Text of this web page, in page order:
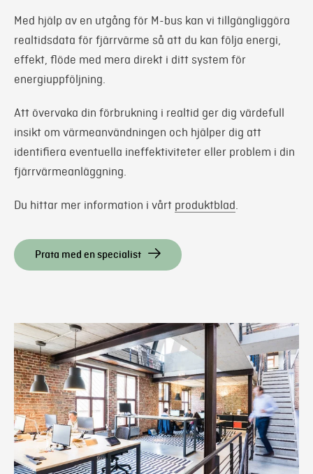
Med hjälp av en utgång för M-bus kan vi tillgängliggöra
realtidsdata för fjärrvärme så att du kan följa energi,
effekt, flöde med mera direkt i ditt system för
energiuppföljning.
Att övervaka din förbrukning i realtid ger dig värdefull
insikt om värmeanvändningen och hjälper dig att
identifiera eventuella ineffektiviteter eller problem i din
fjärrvärmeanläggning.
Du hittar mer information i vårt produktblad
Prata med en specialist